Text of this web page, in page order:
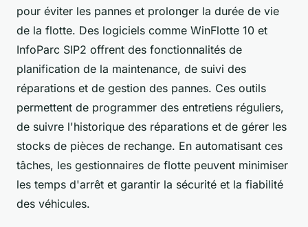
pour éviter les pannes et prolonger la durée de vie
de la flotte. Des logiciels comme WinFlotte 10 et
InfoParc SIP2 offrent des fonctionnalités de
planification de la maintenance, de suivi des
réparations et de gestion des pannes. Ces outils
permettent de programmer des entretiens réguliers,
de suivre l'historique des réparations et de gérer les
stocks de pièces de rechange. En automatisant ces
tâches, les gestionnaires de flotte peuvent minimiser
les temps d'arrêt et garantir la sécurité et la fiabilité
des véhicules.